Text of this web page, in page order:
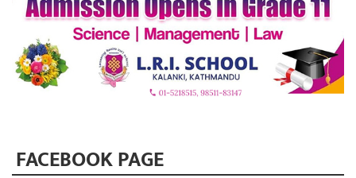
FACEBOOK PAGE